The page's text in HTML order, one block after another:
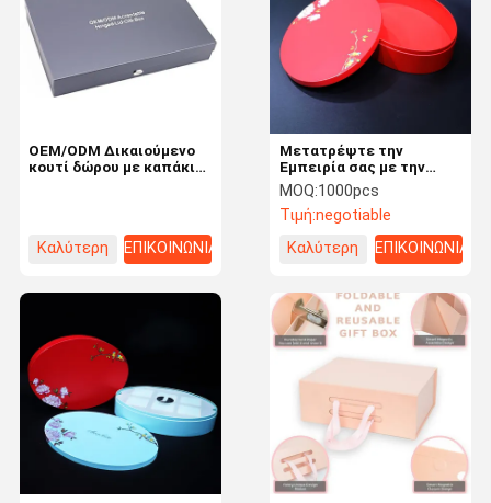
Σπίτι Προϊόντα
Σχετικά Με
Εμάς
Επισκέψεις
Στο
Εργοστάσιο
Έλεγχος
Ποιότητας
Επικοινωνήσ
Ειδήσεις Υποθέσεις
Μετατρέψτε την
Εμπειρία σας με την
Επεξεργασία Εγγυήσεων
MOQ:1000pcs
Τιμή:negotiable
Καλύτερη
ΕΠΙΚΟΙΝΩΝΙΑ
OEM/ODM Δικαιούμενο
κουτί δώρου με καπάκι
Καλύτερη
ΕΠΙΚΟΙΝΩΝΙΑ